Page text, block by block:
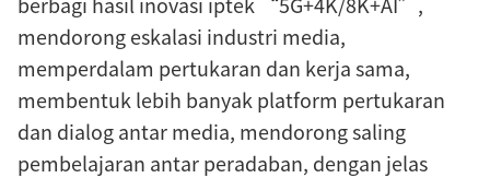
mendorong eskalasi industri media,
memperdalam pertukaran dan kerja sama,
membentuk lebih banyak platform pertukaran
dan dialog antar media, mendorong saling
pembelajaran antar peradaban, dengan jelas